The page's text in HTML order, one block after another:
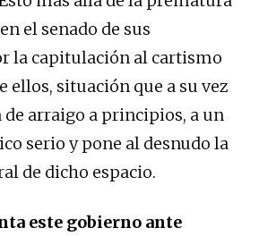
el senado de sus
la capitulación al cartismo
ellos, situación que a su vez
arraigo a principios, a un
serio y pone al desnudo la
de dicho espacio.
este gobierno ante